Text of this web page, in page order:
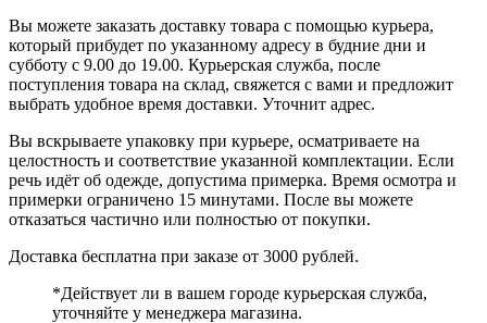
Вы можете заказать доставку товара с помощью курьера,
который прибудет по указанному адресу в будние дни и
субботу с 9.00 до 19.00. Курьерская служба, после
поступления товара на склад, свяжется с вами и предложит
выбрать удобное время доставки. Уточнит адрес.
Вы вскрываете упаковку при курьере, осматриваете на
целостность и соответствие указанной комплектации. Если
речь идёт об одежде, допустима примерка. Время осмотра и
примерки ограничено 15 минутами. После вы можете
отказаться частично или полностью от покупки.
Доставка бесплатна при заказе от 3000 рублей.
*Действует ли в вашем городе курьерская служба,
уточняйте у менеджера магазина.